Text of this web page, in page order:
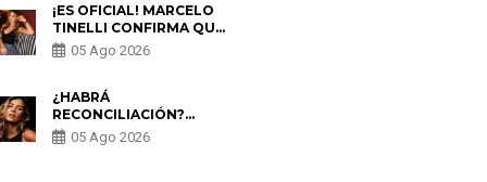
PREOCUPACIÓN
¡ES OFICIAL! MARCELO
TINELLI CONFIRMA QUE
REGRESÓ CON MILETT
FIGUEROA: “EL AMOR
05 Ago 2026
¿HABRÁ
RECONCILIACIÓN?
MARIO HART ADMITE
QUE PODRÍA VOLVER
05 Ago 2026